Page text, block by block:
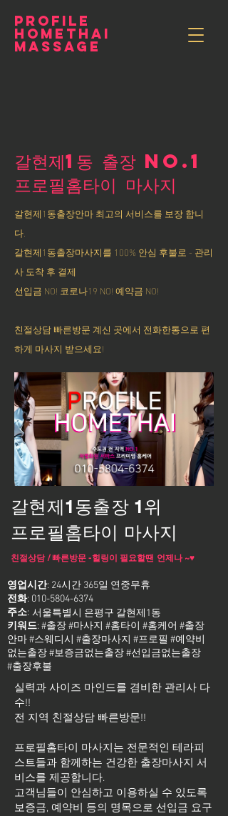
PROFILE
HOMETHAI
MASSAGE
갈현제1동 출장 NO.1
​프로필홈타이 마사지
갈현제1동출장안마 최고의 서비스를 보장 합니
다.
갈현제1동출장마사지를 100% 안심 후불로 - 관리
사 도착 후 결제
선입금 NO! 코로나19 NO! 예약금 NO!
친절상담 빠른방문 계신 곳에서 전화한통으로 편
하게 마사지 받으세요!
갈현제1동출장 1위
프로필홈타이 마사지
친절상담 / 빠른방문 -힐링이 필요할땐 언제나 ~♥
영업시간: 24시간 365일 연중무휴
전화: 010-5804-6374
주소:
키워드: #출장 #마사지 #홈타이 #홈케어 #출장
안마 #스웨디시 #출장마사지 #프로필 #예약비
없는출장 #보증금없는출장 #선입금없는출장
#출장후불
서울특별시 은평구 갈현제1동
실력과 사이즈 마인드를 겸비한 관리사 다
수!!
전 지역 친절상담 빠른방문!!
프로필홈타이 마사지는 전문적인 테라피
스트들과 함께하는 건강한 출장마사지 서
비스를 제공합니다.
고객님들이 안심하고 이용하실 수 있도록
보증금, 예약비 등의 명목으로 선입금 요구